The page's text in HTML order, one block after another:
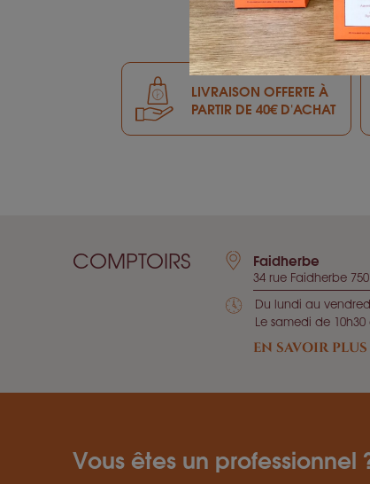
LIVRAISON OFFERTE À
PARTIR DE 40€ D'ACHAT
COMPTOIRS Faidherbe
34 rue Faidherbe
Du lundi au
Le samedi de 10h30
EN SAVOIR PLUS
Vous êtes un professionnel